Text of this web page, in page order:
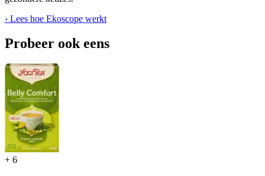
› Lees hoe Ekoscope werkt
Probeer ook eens
+ 6